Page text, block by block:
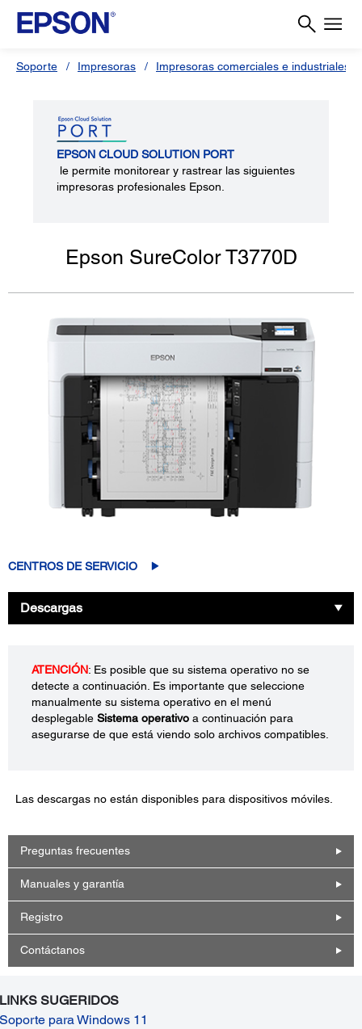
Soporte Impresoras Impresoras comerciales e industriales
EPSON CLOUD SOLUTION PORT
le permite monitorear y rastrear las siguientes
impresoras profesionales Epson.
Epson SureColor T3770D
CENTROS DE SERVICIO
Descargas
ATENCIÓN: Es posible que su sistema operativo no se
detecte a continuación. Es importante que seleccione
manualmente su sistema operativo en el menú
desplegable Sistema operativo a continuación para
asegurarse de que está viendo solo archivos compatibles.
Las descargas no están disponibles para dispositivos móviles.
Preguntas frecuentes
Manuales y garantía
Registro
Contáctanos
LINKS SUGERIDOS
Soporte para Windows 11